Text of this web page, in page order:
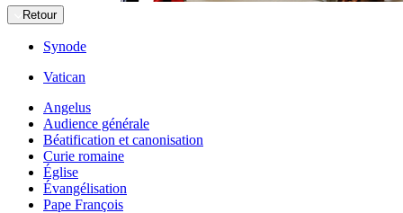
Retour
Synode
Vatican
Angelus
Audience générale
Béatification et canonisation
Curie romaine
Église
Évangélisation
Pape François